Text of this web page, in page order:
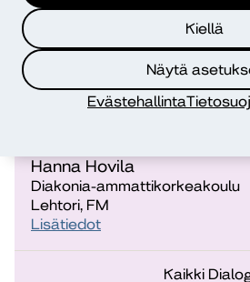
Kiellä
Näytä
Evästehallinta
Määttä, A. (2.12.2025).
uudistumisen ja sosiaaliset
https://dialogi.diak.fi/2025/12/02/
mahdollistaa-uudistumisen-ja-
Hanna Hovila
Diakonia-ammattikorkeakoulu
Lehtori, FM
Lisätiedot
Kaikki